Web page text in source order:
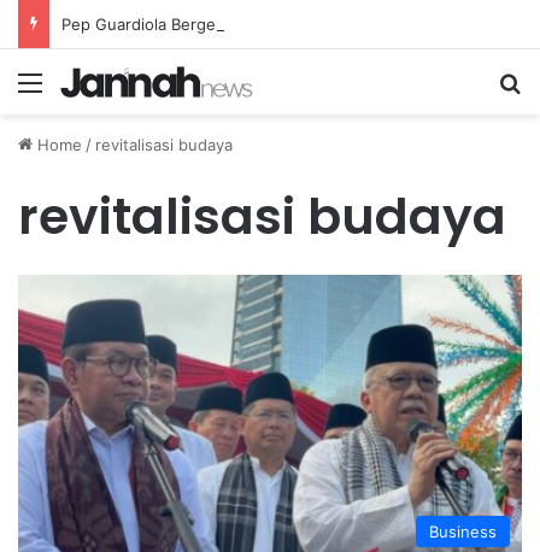
Menu
Home / revitalisasi budaya
revitalisasi budaya
Business